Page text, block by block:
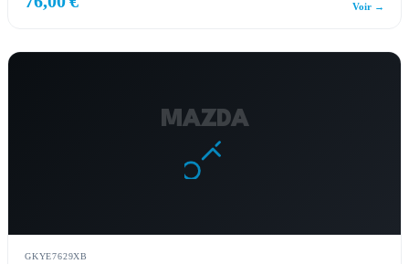
Voir →
MAZDA
GKYE7629XB